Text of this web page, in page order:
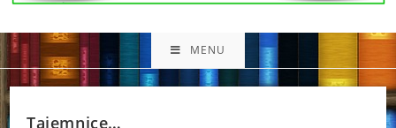
MENU
Tajemnice…